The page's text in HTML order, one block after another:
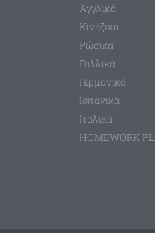
Aγγλικά
Κινέζικα
Ρώσικα
Γαλλικά
Γερμανικά
Ισπανικά
Ιταλικά
HOMEWORK